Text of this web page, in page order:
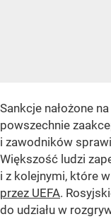
Sankcje nałożone
powszechnie
i zawodników
Większość ludzi
i z kolejnymi, które
przez UEFA.
do udziału w